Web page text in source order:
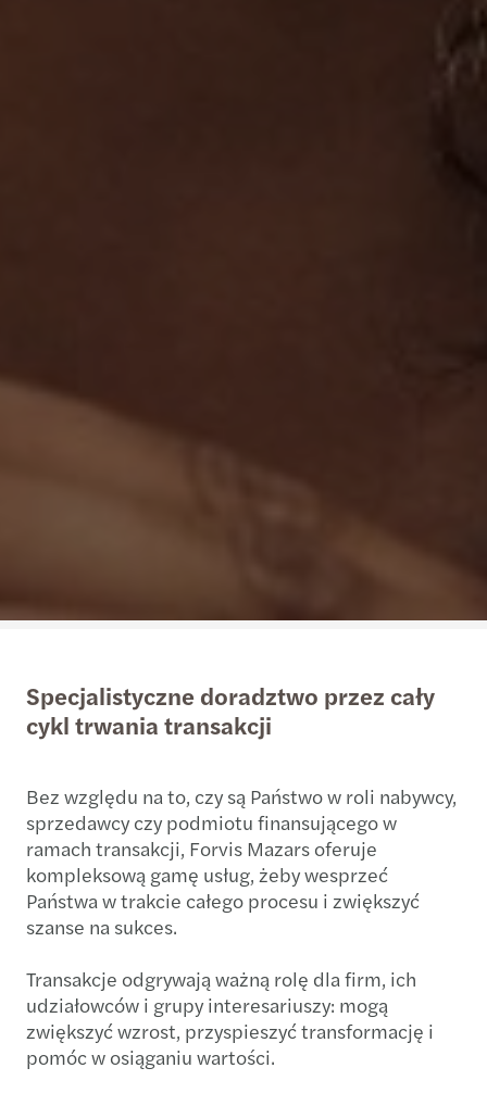
Specjalistyczne doradztwo przez cały
cykl trwania transakcji
Bez względu na to, czy są Państwo w roli nabywcy,
sprzedawcy czy podmiotu finansującego w
ramach transakcji, Forvis Mazars oferuje
kompleksową gamę usług, żeby wesprzeć
Państwa w trakcie całego procesu i zwiększyć
szanse na sukces.
Transakcje odgrywają ważną rolę dla firm, ich
udziałowców i grupy interesariuszy: mogą
zwiększyć wzrost, przyspieszyć transformację i
pomóc w osiąganiu wartości.